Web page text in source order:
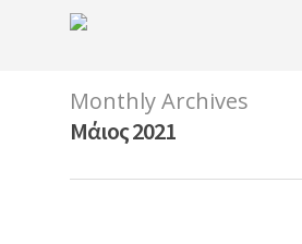
Hit enter to search or ESC to close
Monthly Archives
Μάιος 2021